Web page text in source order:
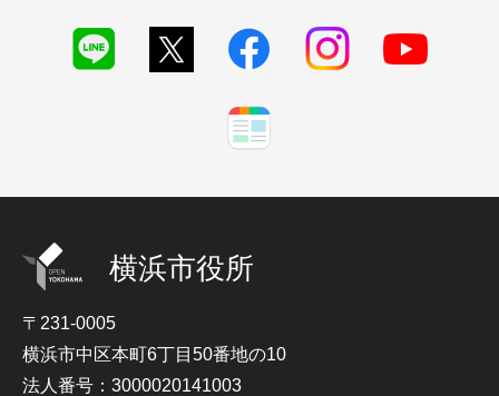
横浜市役所
〒231-0005
横浜市中区本町6丁目50番地の10
法人番号：3000020141003